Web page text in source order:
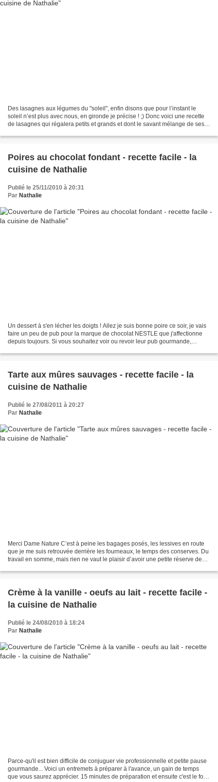
Des lasagnes aux légumes du "soleil", enfin disons que pour l’instant le
soleil n’est plus avec nous, en gironde je précise ! ;) Donc voici une recette
de lasagnes qui régalera petits et grands et dont le savant mélange de ses
Poires au chocolat fondant - recette facile - la
cuisine de Nathalie
Publié le 25/11/2010 à 20:31
Par Nathalie
Un dessert à s'en lécher les doigts ! Allez je suis bonne poire ce soir, je vais
faire un peu de pub pour la marque de chocolat NESTLE que j'affectionne
depuis toujours. Si vous souhaitez voir ou revoir leur pub gourmande,
Tarte aux mûres sauvages - recette facile - la
cuisine de Nathalie
Publié le 27/08/2011 à 20:27
Par Nathalie
Merci Dame Nature C’est à peine les bagages posés, les lessives en route
que je me suis retrouvée derrière les fourneaux, le temps des conserves. Du
travail en somme, mais rien ne vaut le plaisir d’avoir une petite réserve de
Crème à la vanille - oeufs au lait - recette facile -
la cuisine de Nathalie
Publié le 24/08/2010 à 18:24
Par Nathalie
Parce-qu'il est bien difficile de conjuguer vie professionnelle et petite pause
gourmande... Voici un entremets à préparer à l'avance, un gain de temps
que vous saurez apprécier. 15 minutes de préparation et ensuite c'est le four